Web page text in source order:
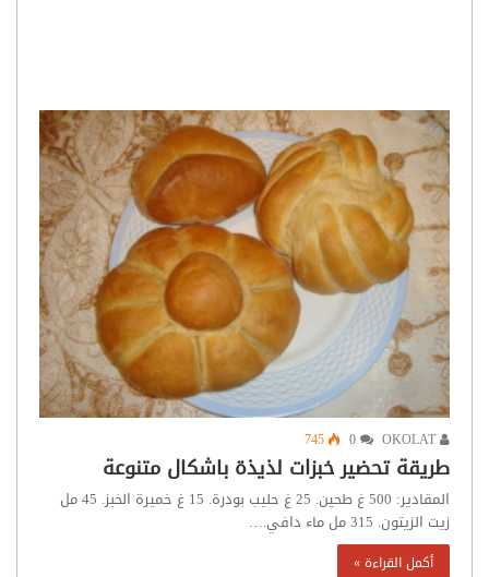
745
طريقة تحضير خبزات لذيذة باشكال متنوعة
المقادير: 500 غ طحين. 25 غ حليب بودرة. 15 غ خميرة الخبز. 45 مل
زيت الزيتون. 315 مل ماء دافي.…
أكمل القراءة »